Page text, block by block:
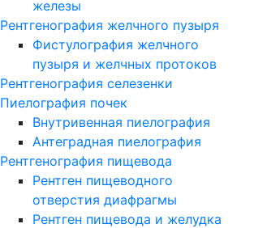
железы
Рентгенография желчного пузыря
Фистулография желчного
пузыря и желчных протоков
Рентгенография селезенки
Пиелография почек
Внутривенная пиелография
Антеградная пиелография
Рентгенография пищевода
Рентген пищеводного
отверстия диафрагмы
Рентген пищевода и желудка